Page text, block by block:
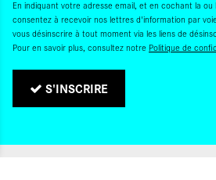
En indiquant votre adresse email, et en cochant la ou
consentez à recevoir nos lettres d'information par
vous désinscrire à tout moment via les liens de
Pour en savoir plus, consultez notre Politique de
S'INSCRIRE